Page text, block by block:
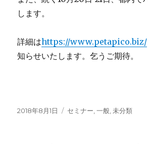
します。
詳細はhttps://www.petapico.biz/
知らせいたします。乞うご期待。
Posted
2018年8月1日 Categories
セミナー ,一般 未分類